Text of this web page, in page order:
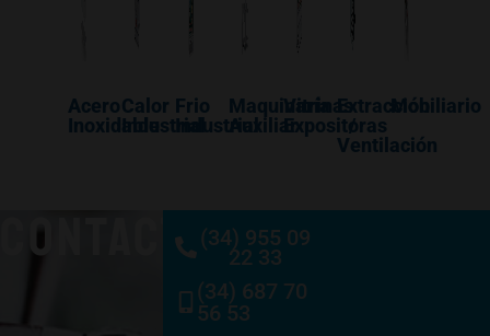
Acero
Inoxidable
Calor
Industrial
Frio
Industrial
Maquinaría
Auxiliar
Vitrinas
Expositoras
Extracción
/
Ventilación
Mobiliario
CONTACTO(34) 955 09
22 33
(34) 687 70
56 53